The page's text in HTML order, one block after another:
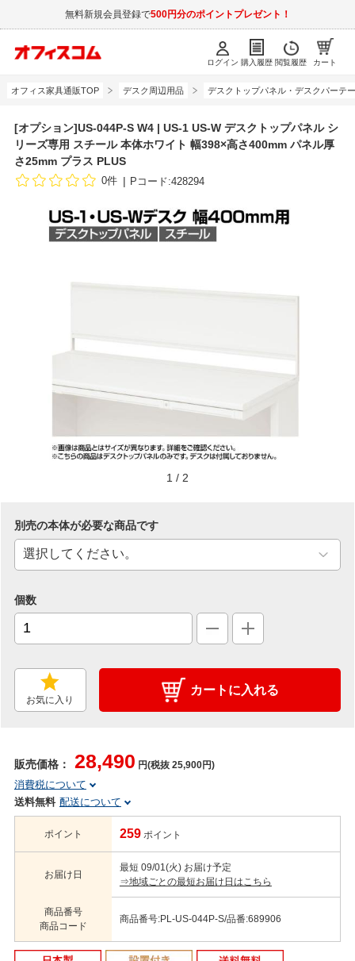
無料新規会員登録で500円分のポイントプレゼント！
ログイン 購入履歴 閲覧履歴 カート
オフィス家具通販TOP デスク周辺用品 デスクトップパネル・デスクパーテ
[オプション]US-044P-S W4 | US-1 US-W デスクトップパネル シ
リーズ専用 スチール 本体ホワイト 幅398×高さ400mm パネル厚
さ25mm プラス PLUS
0件 Pコード:428294
1 / 2
別売の本体が必要な商品です
個数
お気に入り
カートに入れる
販売価格： 28,490 円(税抜 25,900円)
消費税について
送料無料 配送について
ポイント 259 ポイント
お届け日
最短 09/01(火) お届け予定
⇒地域ごとの最短お届け日はこちら
商品番号
商品コード
商品番号:PL-US-044P-S/品番:689906